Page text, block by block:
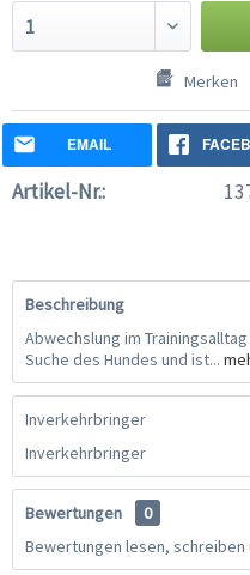
Merken
EMAIL
Artikel-Nr.:
Beschreibung
Abwechslung im
Suche des Hundes und ist...
Inverkehrbringer
Inverkehrbringer
Bewertungen
0
Bewertungen lesen, schreiben